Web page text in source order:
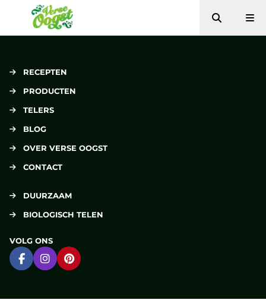
Verse Oogst
Zoeken
RECEPTEN
PRODUCTEN
TELERS
BLOG
OVER VERSE OOGST
CONTACT
DUURZAAM
BIOLOGISCH TELEN
VOLG ONS
Ga naar Facebook
Ga naar Instagram
Ga naar Pinterest